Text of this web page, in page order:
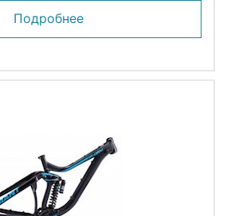
Подробнее